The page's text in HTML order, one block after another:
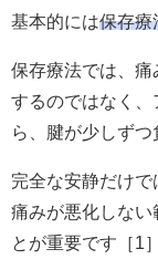
基本的には保存療
保存療法では、痛
するのではなく
ら、腱が少しずつ
完全な安静だけで
痛みが悪化しない
とが重要です［1］